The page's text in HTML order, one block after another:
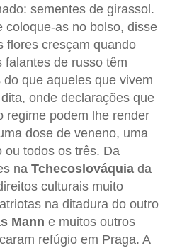
sementes de girassol.
coloque-as no bolso, disse
flores cresçam quando
falantes de russo têm
que aqueles que vivem
onde declarações que
regime podem lhe render
dose de veneno, uma
ou todos os três. Da
na Tchecoslováquia da
culturais muito
na ditadura do outro
Mann e muitos outros
refúgio em Praga. A